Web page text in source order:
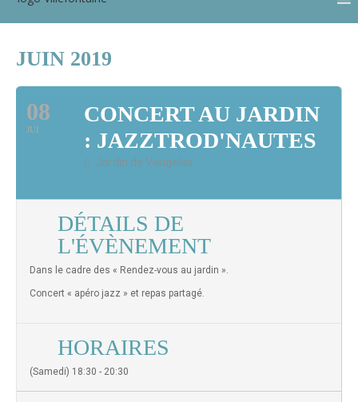
JUIN 2019
08
JUI
CONCERT AU JARDIN
: JAZZTROD'NAUTES
Jardin de Vaugelas
DÉTAILS DE
L'ÉVÈNEMENT
Dans le cadre des « Rendez-vous au jardin ».
Concert « apéro jazz » et repas partagé.
HORAIRES
(Samedi) 18:30 - 20:30